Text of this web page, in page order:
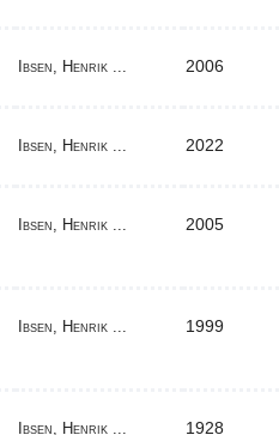
Ibsen, Henrik ... 2006
Ibsen, Henrik ... 2022
Ibsen, Henrik ... 2005
Ibsen, Henrik ... 1999
Ibsen, Henrik ... 1928